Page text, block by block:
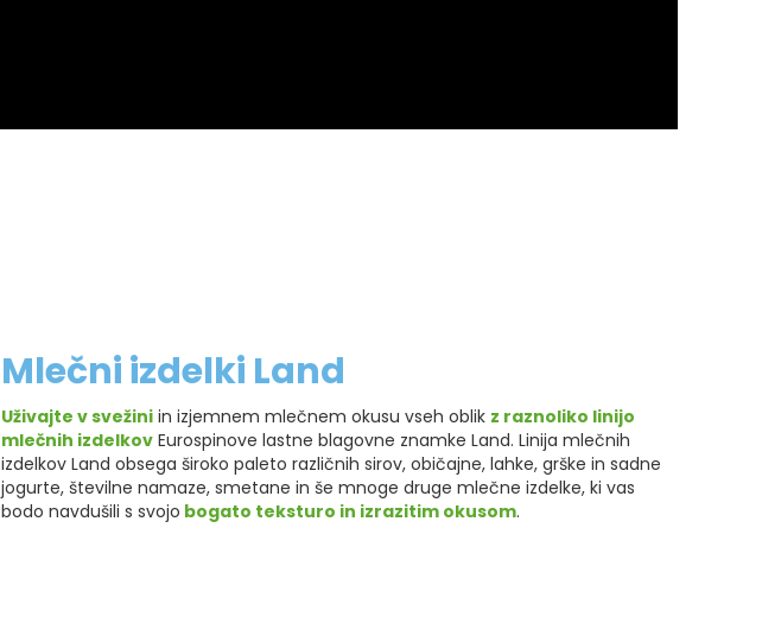
Mlečni izdelki Land
Uživajte v svežini in izjemnem mlečnem okusu vseh oblik z raznoliko linijo
mlečnih izdelkov Eurospinove lastne blagovne znamke Land. Linija mlečnih
izdelkov Land obsega široko paleto različnih sirov, običajne, lahke, grške in sadne
jogurte, številne namaze, smetane in še mnoge druge mlečne izdelke, ki vas
bodo navdušili s svojo bogato teksturo in izrazitim okusom.